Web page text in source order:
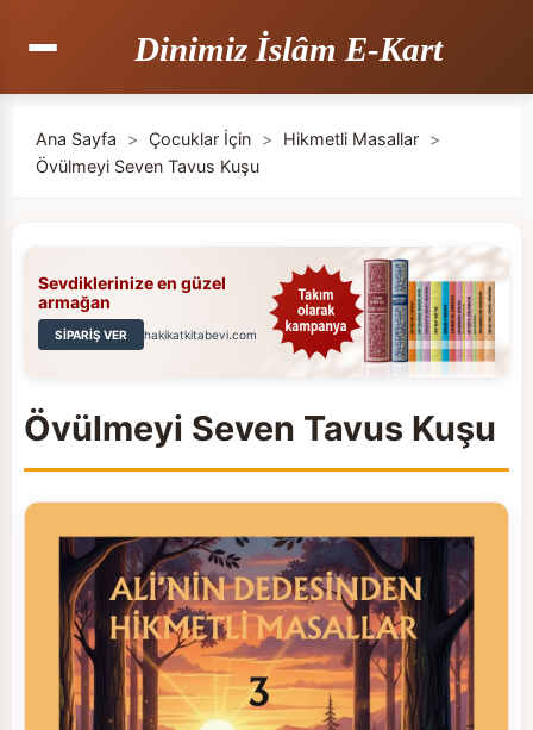
Dinimiz İslâm E-Kart
Ana Sayfa > Çocuklar İçin > Hikmetli Masallar >
Övülmeyi Seven Tavus Kuşu
Sevdiklerinize en güzel
armağan
SİPARİŞ VER hakikatkitabevi.com
Övülmeyi Seven Tavus Kuşu